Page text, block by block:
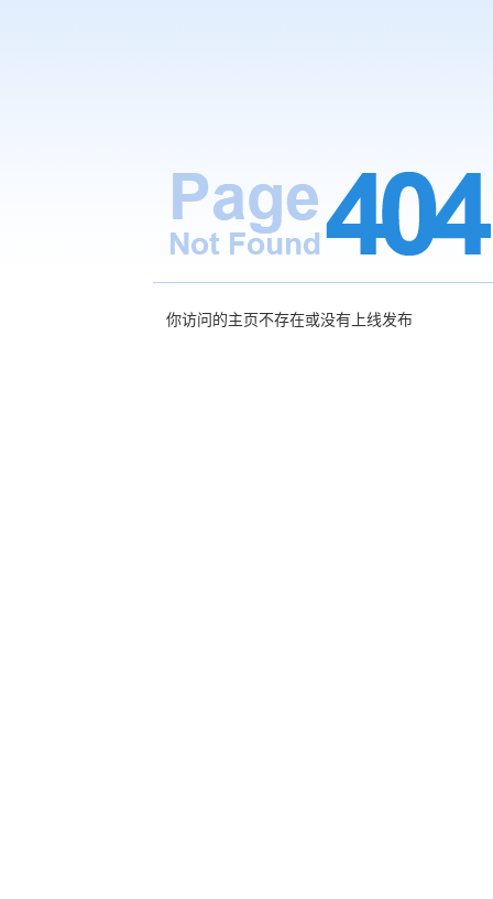
你访问的主页不存在或没有上线发布